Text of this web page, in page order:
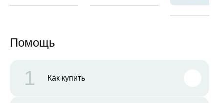
Помощь
1 Как купить